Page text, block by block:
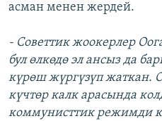
асман менен жердей.
- Советтик жоокерлер
бул өлкөдө эл ансыз да
күрөш жүргүзүп жаткан.
күчтөр калк арасында
коммунисттик режимди